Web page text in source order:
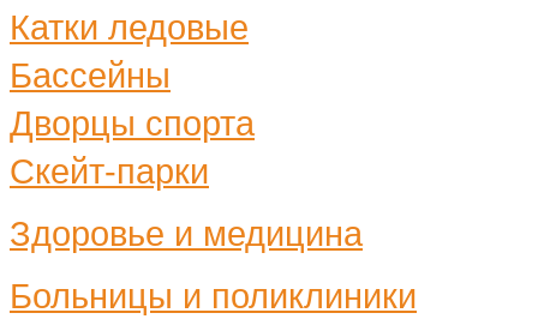
Катки ледовые
Бассейны
Дворцы спорта
Скейт-парки
Здоровье и медицина
Больницы и поликлиники